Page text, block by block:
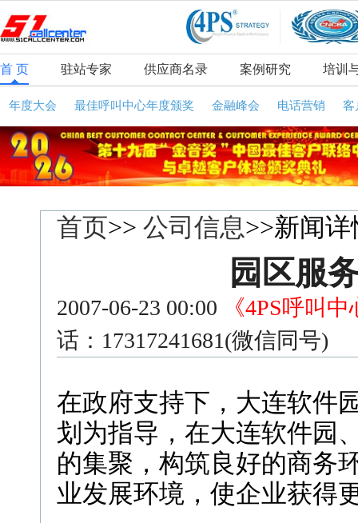
首 页 驻站专家 供应商名录 案例研究 培训
年度大会 最佳呼叫中心年度颁奖 金融峰会 电话营销 客
首页>> 公司信息>>新闻详
园区服
2007-06-23 00:00
《4PS呼叫
话：17317241681(微信同号)
在政府支持下，大连软件
划为指导，在大连软件园
的集聚，构筑良好的商务
业发展环境，使企业获得